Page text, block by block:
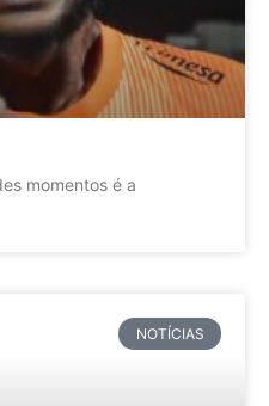
momentos é a
NOTÍCIAS